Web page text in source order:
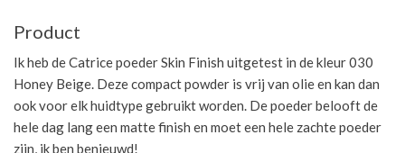
Product
Ik heb de Catrice poeder Skin Finish uitgetest in de kleur 030
Honey Beige. Deze compact powder is vrij van olie en kan dan
ook voor elk huidtype gebruikt worden. De poeder belooft de
hele dag lang een matte finish en moet een hele zachte poeder
zijn, ik ben benieuwd!